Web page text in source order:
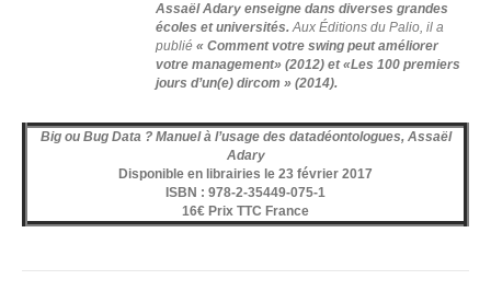
Assaël Adary enseigne dans diverses grandes
écoles et universités.Aux Éditions du Palio, il a
publié « Comment votre swing peut améliorer
votre management» (2012) et«Les 100 premiers
jours d’un(e) dircom » (2014).
Big ou Bug Data ? Manuel à l’usage des datadéontologues, Assaël
Adary
Disponible en librairies le 23 février 2017
ISBN : 978-2-35449-075-1
16€ Prix TTC France